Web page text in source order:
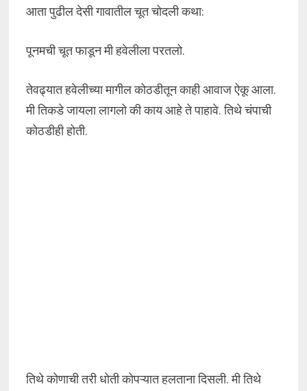
आता पुढील देसी गावातील चूत चोदली कथा:
पूनमची चूत फाडून मी हवेलीला परतलो.
तेवढ्यात हवेलीच्या मागील कोठडीतून काही आवाज ऐकू आला.
मी तिकडे जायला लागलो की काय आहे ते पाहावे. तिथे चंपाची
कोठडीही होती.
तिथे कोणाची तरी धोती कोपऱ्यात हलताना दिसली. मी तिथे